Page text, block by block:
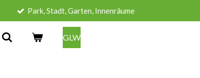
Park, Stadt, Garten, Innenräume
GLW